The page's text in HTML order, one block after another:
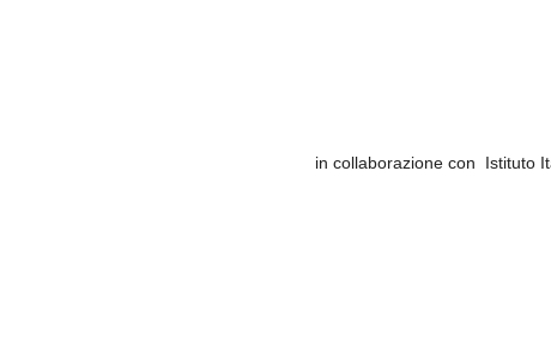
in collaborazione con Istituto